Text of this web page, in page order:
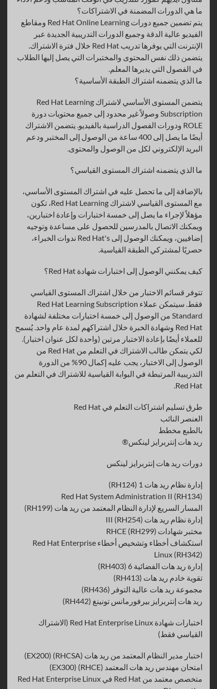
ما هي الدورات المضمنة في الاشتراكات؟
يتم تضمين جميع دورات Red Hat Online Learning ومقاطع
الفيديو عالية الدقة وجميع الدورات التدريبية الجديدة عبر
الإنترنت التي يوفرها تدريب Red Hat خلال فترة الاشتراك.
يتضمن ذلك نفس المحتوى والمختبرات التي يصل إليها الطلاب
في الفصول التي يديرها المعلم.
ما الذي يتضمنه اشتراك الطبقة الأساسية؟
يتضمن المستوى الأساسي لاشتراك Red Hat Learning
Subscription وصولاً غير محدود إلى جميع محتويات دورة
ROLE ودورات الفصول الدراسية بالفيديو. يتضمن الاشتراك
أيضًا ما يصل إلى 400 ساعة من الوصول إلى المختبر ودعم
البريد الإلكتروني لكل من الوصول والمحتوى.
ما الذي يتضمنه اشتراك المستوى القياسي؟
بالإضافة إلى ما تحصل عليه في اشتراك المستوى الأساسي،
مع المستوى القياسي لاشتراك Red Hat Learning، تكون
مؤهلاً لإجراء ما يصل إلى خمسة اختبارات وإعادة اختبارين،
ويمكنك الاتصال بالمدرسين للحصول على مساعدة وتوجيه
إضافيين، ويمكنك الوصول إلى Red Hat's ندوات الخبراء،
حصريًا لمشتركي الطبقة القياسية.
كيف يمكنني الوصول إلى اختبارات شهادة Red Hat؟
تتوفر قسائم الاختبار من خلال اشتراك المستوى القياسي
فقط. سيتمكن عملاء Red Hat Learning Subscription
Standard من الوصول إلى خمسة اختبارات مختلفة لشهادة
Red Hat وشهادة الخبرة خلال اشتراكهم لمدة عام واحد. يُسمح
للعملاء أيضًا بإعادة الاختبار مرتين (واحدة لكل عنوان اختبار).
لكي يتمكن طالب الاشتراك في التعلم من Red Hat من
الوصول إلى الاختبار، يجب عليه إكمال 90% من الدورة
التدريبية المرتبطة في البوابة القياسية للاشتراك في التعلم من
Red Hat.
طرق تسليم اشتراكات التعلم في Red Hat
العنصر النائب
بالطبع مخطط
ريد هات إنتربرايز لينكس®
دورات ريد هات إنتربرايز لينكس
إدارة نظام ريد هات 1 (RH124)
Red Hat System Administration II (RH134)
المسار السريع لإدارة النظام المعتمد من ريد هات (RH199)
إدارة نظام ريد هات III (RH254)
مختبر شهادات RHCE (RH299)
استكشاف أخطاء وتشخيص أخطاء Red Hat Enterprise
Linux (RH342)
إدارة ريد هات الفضائية 6 (RH403)
تقوية خادم ريد هات (RH413)
مجموعة ريد هات عالية التوفر (RH436)
ريد هات إنتربرايز بيرفورمانس تونينغ (RH442)
اختبارات شهادة Red Hat Enterprise Linux (الاشتراك
القياسي فقط)
اختبار مدير النظام المعتمد من ريد هات (RHCSA) (EX200)
امتحان مهندس ريد هات المعتمد (RHCE) (EX300)
متخصص معتمد من Red Hat في Red Hat Enterprise Linux